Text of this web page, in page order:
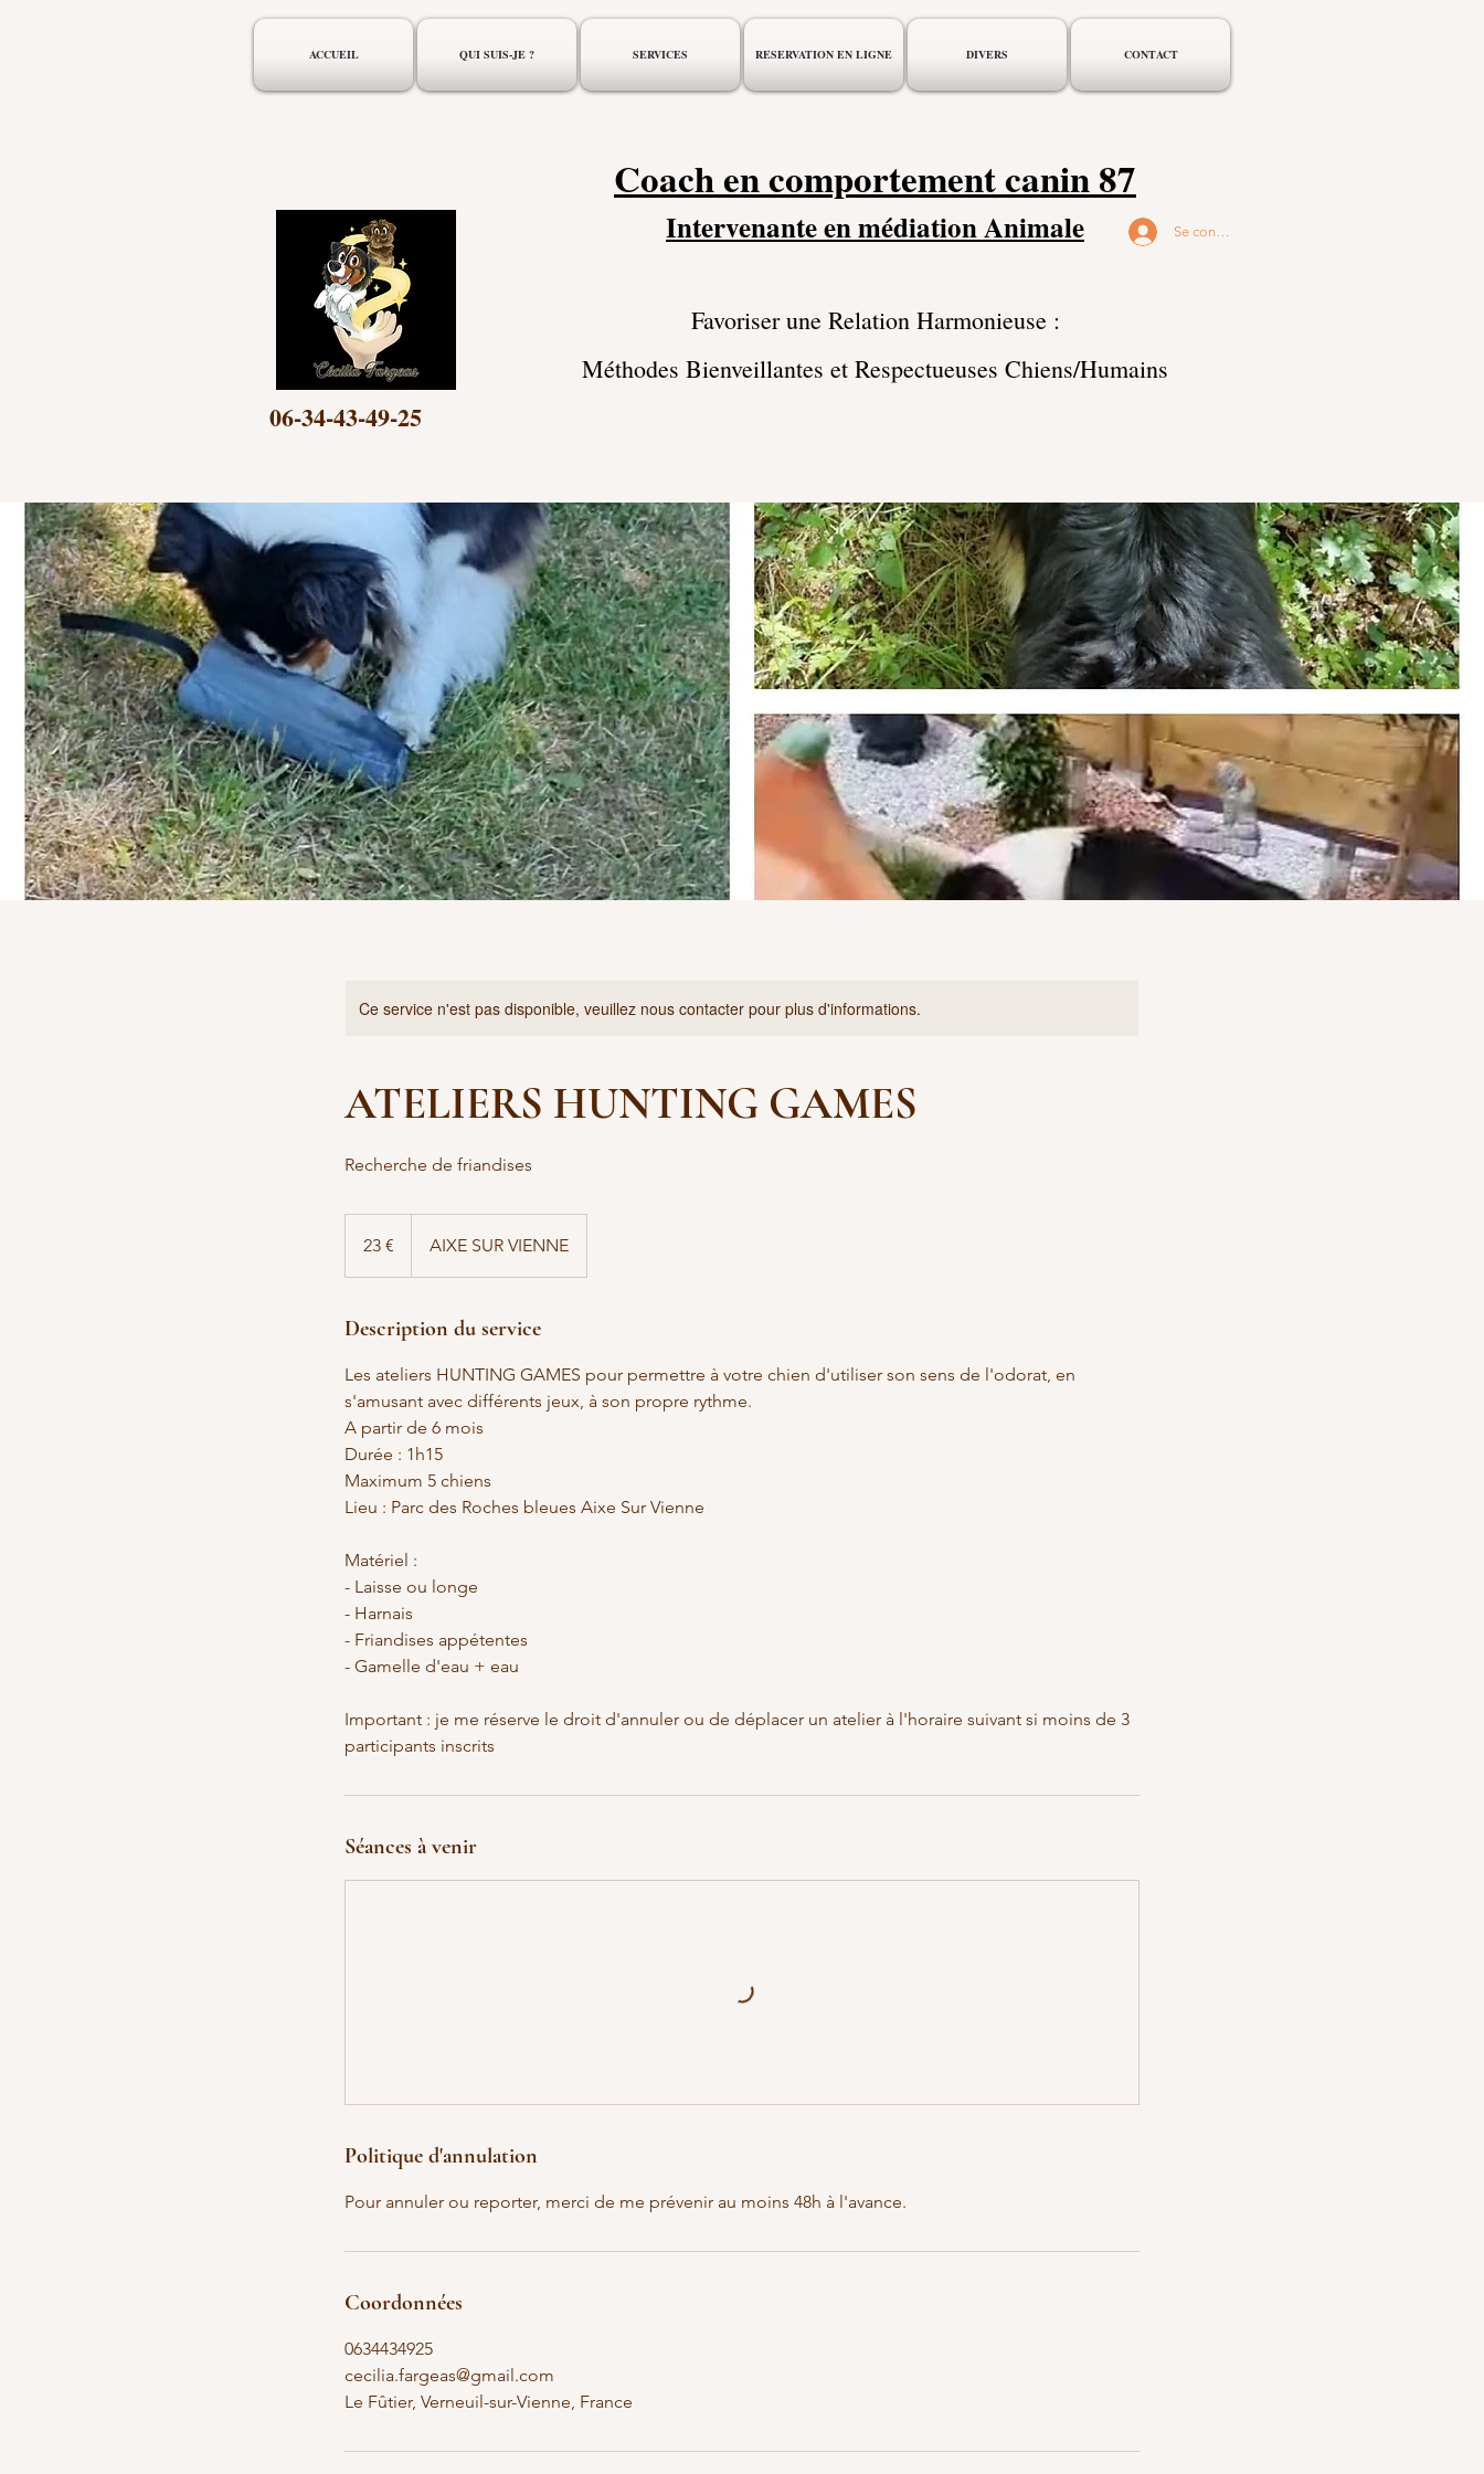
ACCUEIL QUI SUIS-JE ? SERVICES RESERVATION EN LIGNE DIVERS CONTACT
06-34-43-49-25
Coach en comportement canin 87
Intervenante en médiation Animale
Favoriser une Relation Harmonieuse :
Méthodes Bienveillantes et Respectueuses Chiens/Humains
Se connecter
Ce service n'est pas disponible, veuillez nous contacter pour plus d'informations.
ATELIERS HUNTING GAMES
Recherche de friandises
23 € AIXE SUR VIENNE
Description du service
Les ateliers HUNTING GAMES pour permettre à votre chien d'utiliser son sens de l'odorat, en
s'amusant avec différents jeux, à son propre rythme.
A partir de 6 mois
Durée : 1h15
Maximum 5 chiens
Lieu : Parc des Roches bleues Aixe Sur Vienne
Matériel :
- Laisse ou longe
- Harnais
- Friandises appétentes
- Gamelle d'eau + eau
Important : je me réserve le droit d'annuler ou de déplacer un atelier à l'horaire suivant si moins de 3
participants inscrits
Séances à venir
Politique d'annulation
Pour annuler ou reporter, merci de me prévenir au moins 48h à l'avance.
Coordonnées
0634434925
cecilia.fargeas@gmail.com
Le Fûtier, Verneuil-sur-Vienne, France